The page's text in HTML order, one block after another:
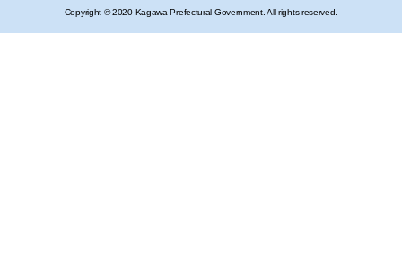
Copyright © 2020 Kagawa Prefectural Government. All rights reserved.